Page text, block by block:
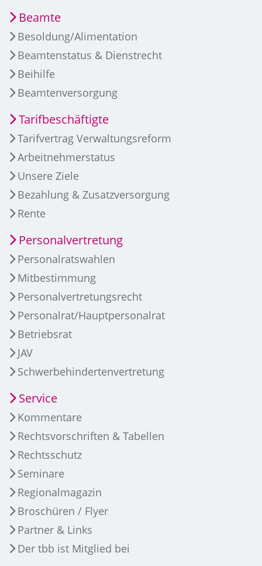
Beamte
Besoldung/Alimentation
Beamtenstatus & Dienstrecht
Beihilfe
Beamtenversorgung
Tarifbeschäftigte
Tarifvertrag Verwaltungsreform
Arbeitnehmerstatus
Unsere Ziele
Bezahlung & Zusatzversorgung
Rente
Personalvertretung
Personalratswahlen
Mitbestimmung
Personalvertretungsrecht
Personalrat/Hauptpersonalrat
Betriebsrat
JAV
Schwerbehindertenvertretung
Service
Kommentare
Rechtsvorschriften & Tabellen
Rechtsschutz
Seminare
Regionalmagazin
Broschüren / Flyer
Partner & Links
Der tbb ist Mitglied bei